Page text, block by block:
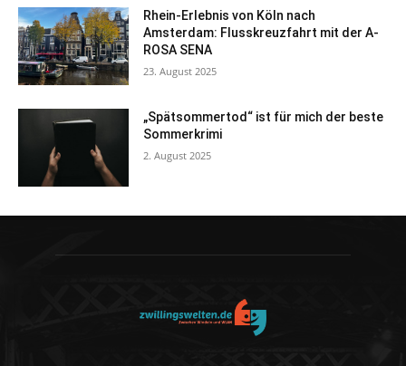
Rhein-Erlebnis von Köln nach
Amsterdam: Flusskreuzfahrt mit der A-
ROSA SENA
23. August 2025
„Spätsommertod“ ist für mich der beste
Sommerkrimi
2. August 2025